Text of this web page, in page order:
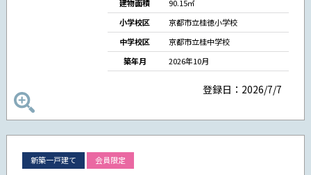
建物面積
90.15㎡
小学校区
京都市立桂徳小学校
中学校区
京都市立桂中学校
築年月
2026年10月
登録日：2026/7/7
新築一戸建て 会員限定